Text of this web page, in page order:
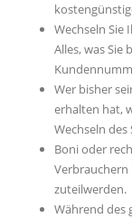
Wechseln Sie
Alles, was
Wer bisher
erhalten hat,
Wechseln
Boni oder
Verbrauchern
zuteilwerden.
Während des